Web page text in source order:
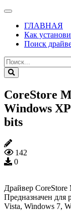
ГЛАВНАЯ
Как
Поиск
CoreStore
Windows
bits
142
0
Драйвер
Предназначен для
Vista, Windows 7,